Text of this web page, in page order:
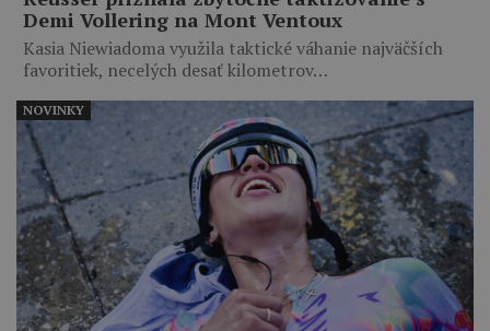
Demi Vollering na Mont Ventoux
Kasia Niewiadoma využila taktické váhanie najväčších
favoritiek, necelých desať kilometrov…
NOVINKY